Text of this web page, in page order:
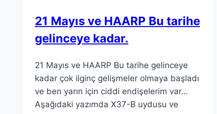
21 Mayıs ve HAARP Bu tarihe
gelinceye kadar.
21 Mayıs ve HAARP Bu tarihe gelinceye
kadar çok ilginç gelişmeler olmaya başladı
ve ben yarın için ciddi endişelerim var…
Aşağıdaki yazımda X37-B uydusu ve